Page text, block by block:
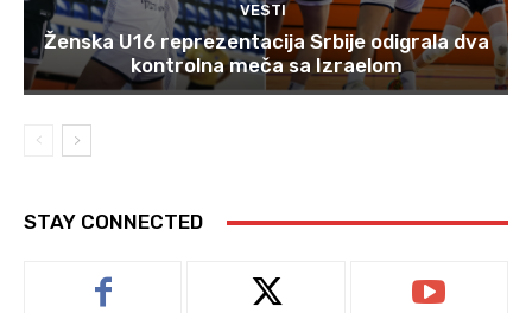
VESTI
Ženska U16 reprezentacija Srbije odigrala dva
kontrolna meča sa Izraelom
STAY CONNECTED